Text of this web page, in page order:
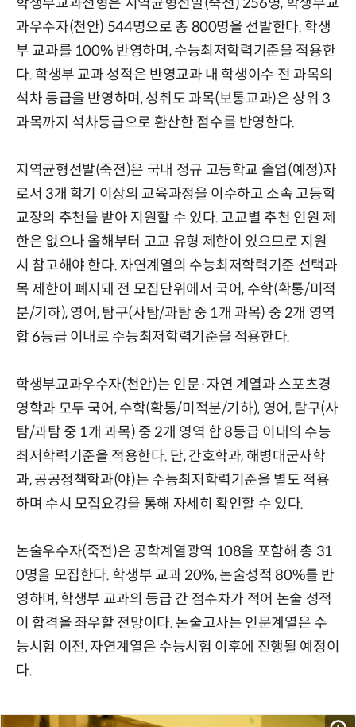
과우수자(천안) 544명으로 총 800명을 선발한다. 학생
부 교과를 100% 반영하며, 수능최저학력기준을 적용한
다. 학생부 교과 성적은 반영교과 내 학생이수 전 과목의
석차 등급을 반영하며, 성취도 과목(보통교과)은 상위 3
과목까지 석차등급으로 환산한 점수를 반영한다.
지역균형선발(죽전)은 국내 정규 고등학교 졸업(예정)자
로서 3개 학기 이상의 교육과정을 이수하고 소속 고등학
교장의 추천을 받아 지원할 수 있다. 고교별 추천 인원 제
한은 없으나 올해부터 고교 유형 제한이 있으므로 지원
시 참고해야 한다. 자연계열의 수능최저학력기준 선택과
목 제한이 폐지돼 전 모집단위에서 국어, 수학(확통/미적
분/기하), 영어, 탐구(사탐/과탐 중 1개 과목) 중 2개 영역
합 6등급 이내로 수능최저학력기준을 적용한다.
학생부교과우수자(천안)는 인문·자연 계열과 스포츠경
영학과 모두 국어, 수학(확통/미적분/기하), 영어, 탐구(사
탐/과탐 중 1개 과목) 중 2개 영역 합 8등급 이내의 수능
최저학력기준을 적용한다. 단, 간호학과, 해병대군사학
과, 공공정책학과(야)는 수능최저학력기준을 별도 적용
하며 수시 모집요강을 통해 자세히 확인할 수 있다.
논술우수자(죽전)은 공학계열광역 108을 포함해 총 31
0명을 모집한다. 학생부 교과 20%, 논술성적 80%를 반
영하며, 학생부 교과의 등급 간 점수차가 적어 논술 성적
이 합격을 좌우할 전망이다. 논술고사는 인문계열은 수
능시험 이전, 자연계열은 수능시험 이후에 진행될 예정이
다.